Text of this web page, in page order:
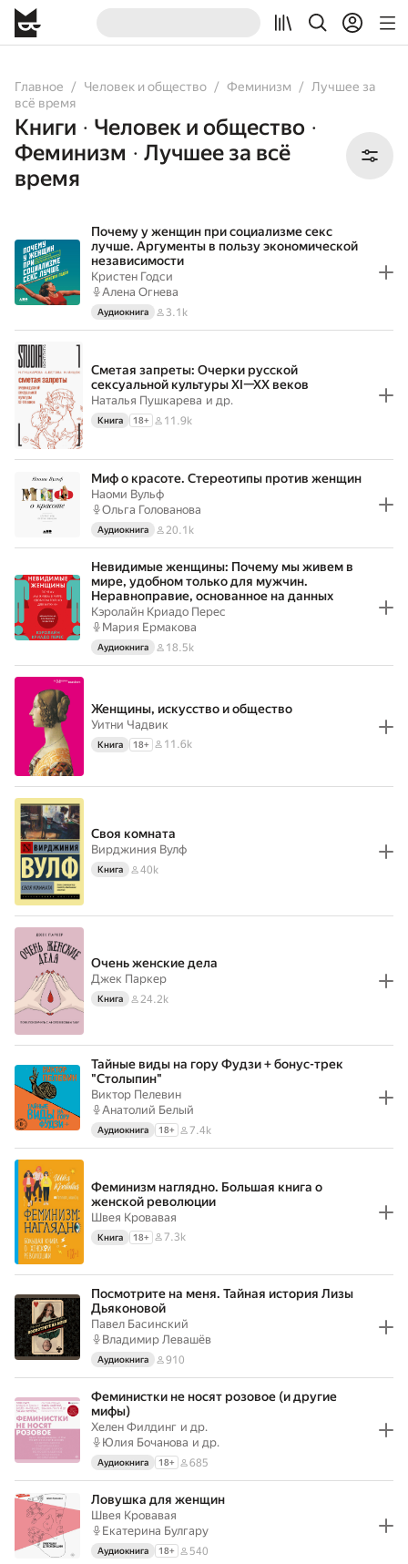
Главное Человек и общество Феминизм
Лучшее за
всё время
AllAudiobooksBooksComicbooks
Книги • Человек и общество •
Феминизм • Лучшее за всё
время
Почему у женщин при социализме секс
лучше. Аргументы в пользу экономической
независимости
Кристен Годси
Алена Огнева
Аудиокнига 3.1k
Сметая запреты: Очерки русской
сексуальной культуры XI—XX веков
Наталья Пушкарева и др.
Книга 18+ 11.9k
Миф о красоте. Стереотипы против женщин
Наоми Вульф
Ольга Голованова
Аудиокнига 20.1k
Невидимые женщины: Почему мы живем в
мире, удобном только для мужчин.
Неравноправие, основанное на данных
Кэролайн Криадо Перес
Мария Ермакова
Аудиокнига 18.5k
Женщины, искусство и общество
Уитни Чадвик
Книга 18+ 11.6k
Своя комната
Вирджиния Вулф
Книга 40k
Очень женские дела
Джек Паркер
Книга 24.2k
Тайные виды на гору Фудзи + бонус-трек
"Столыпин"
Виктор Пелевин
Анатолий Белый
Аудиокнига 18+ 7.4k
Феминизм наглядно. Большая книга о
женской революции
Швея Кровавая
Книга 18+ 7.3k
Посмотрите на меня. Тайная история Лизы
Дьяконовой
Павел Басинский
Владимир Левашёв
Аудиокнига 910
Феминистки не носят розовое (и другие
мифы)
Хелен Филдинг и др.
Юлия Бочанова и др.
Аудиокнига 18+ 685
Ловушка для женщин
Швея Кровавая
Екатерина Булгару
Аудиокнига 18+ 540